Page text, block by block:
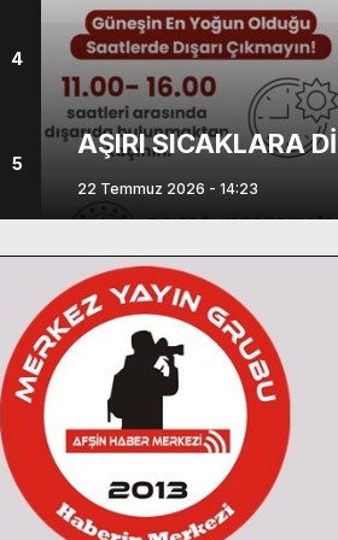
4
5
KSÜ Sağlık
Görev Değişimi
01 Haziran 2026 - 14:30